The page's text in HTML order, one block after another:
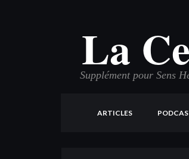
La
Supplément pour Sens
ARTICLES